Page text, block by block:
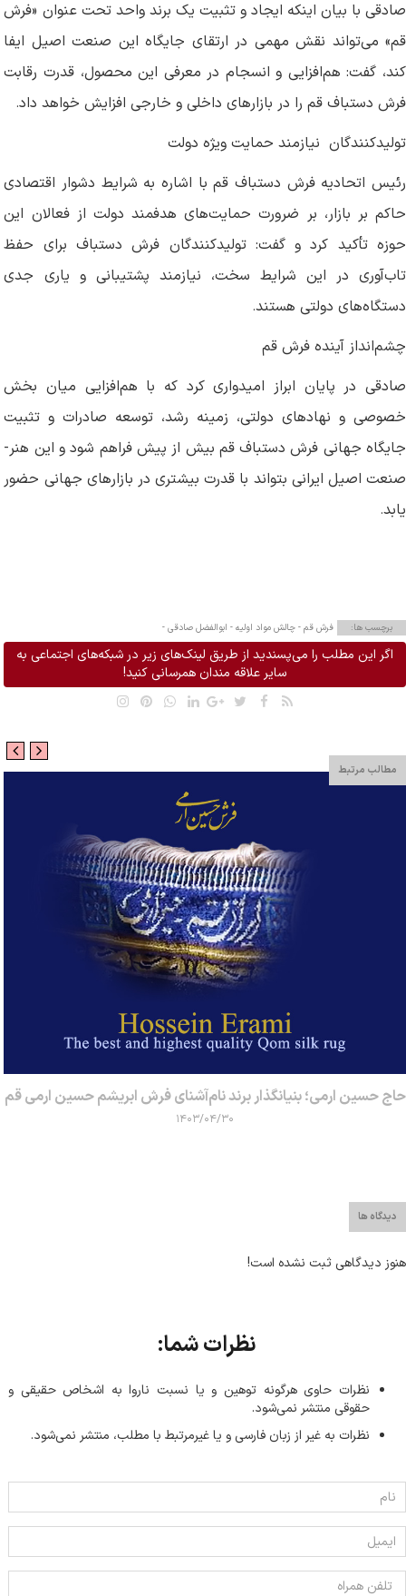
صادقی با بیان اینکه ایجاد و تثبیت یک برند واحد تحت عنوان «فرش
قم» می‌تواند نقش مهمی در ارتقای جایگاه این صنعت اصیل ایفا
کند، گفت: هم‌افزایی و انسجام در معرفی این محصول، قدرت رقابت
فرش دستباف قم را در بازارهای داخلی و خارجی افزایش خواهد داد.
تولیدکنندگان نیازمند حمایت ویژه دولت
رئیس اتحادیه فرش دستباف قم با اشاره به شرایط دشوار اقتصادی
حاکم بر بازار، بر ضرورت حمایت‌های هدفمند دولت از فعالان این
حوزه تأکید کرد و گفت: تولیدکنندگان فرش دستباف برای حفظ
تاب‌آوری در این شرایط سخت، نیازمند پشتیبانی و یاری جدی
دستگاه‌های دولتی هستند.
چشم‌انداز آینده فرش قم
صادقی در پایان ابراز امیدواری کرد که با هم‌افزایی میان بخش
خصوصی و نهادهای دولتی، زمینه رشد، توسعه صادرات و تثبیت
جایگاه جهانی فرش دستباف قم بیش از پیش فراهم شود و این هنر-
صنعت اصیل ایرانی بتواند با قدرت بیشتری در بازارهای جهانی حضور
یابد.
برچسب ها: فرش قم - چالش مواد اولیه - ابوالفضل صادقی -
اگر این مطلب را می‌پسندید از طریق لینک‌های زیر در شبکه‌های اجتماعی به
سایر علاقه مندان همرسانی کنید!
مطالب مرتبط
حاج حسین ارمی؛ بنیانگذار برند نام‌آشنای فرش ابریشم حسین ارمی قم
۱۴۰۳/۰۴/۳۰
دیدگاه ها
هنوز دیدگاهی ثبت نشده است!
نظرات شما:
نظرات حاوی هرگونه توهین و یا نسبت ناروا به اشخاص حقیقی و
حقوقی منتشر نمی‌شود.
نظرات به غیر از زبان فارسی و یا غیر‌مرتبط با مطلب، منتشر نمی‌شود.